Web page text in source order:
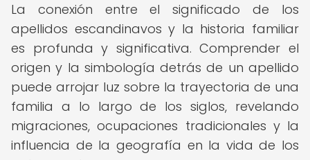
La conexión entre el significado de los
apellidos escandinavos y la historia familiar
es profunda y significativa. Comprender el
origen y la simbología detrás de un apellido
puede arrojar luz sobre la trayectoria de una
familia a lo largo de los siglos, revelando
migraciones, ocupaciones tradicionales y la
influencia de la geografía en la vida de los